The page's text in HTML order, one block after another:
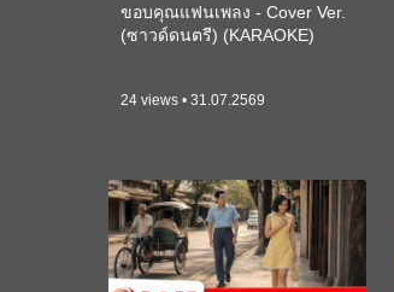
ขอบคุณแฟนเพลง - Cover Ver.
(ซาวด์ดนตรี) (KARAOKE)
24 views • 31.07.2569